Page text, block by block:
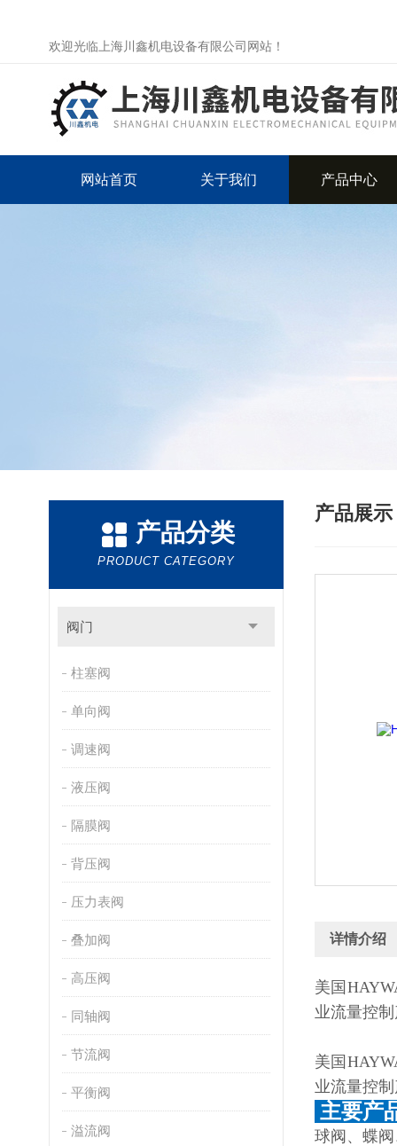
欢迎光临上海川鑫机电设备有限公司网站！
网站首页 关于我们 产品中心
产品分类
PRODUCT CATEGORY
阀门
柱塞阀
单向阀
调速阀
液压阀
隔膜阀
背压阀
压力表阀
叠加阀
高压阀
同轴阀
节流阀
平衡阀
溢流阀
产品展示
详情介绍
美国
业流量控
美国
业流量控
主要产
球阀、蝶